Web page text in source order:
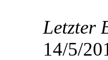
Letzter
14/5/